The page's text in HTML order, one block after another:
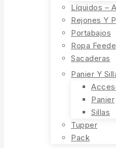
Líquidos –
Rejones Y
Portabajos
Ropa
Sacaderas
Panier Y
Panier
Sillas
Tupper
Pack